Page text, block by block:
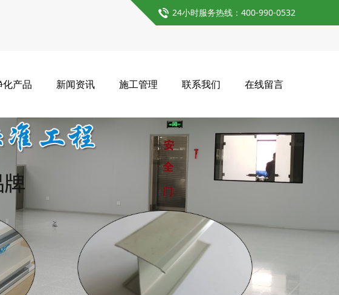
24小时服务热线：400-990-0532
化产品 新闻资讯 施工管理 联系我们 在线留言